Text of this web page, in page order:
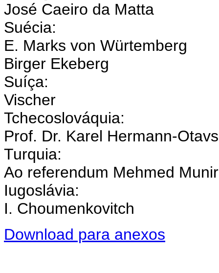
José Caeiro da Matta
Suécia:
E. Marks von Würtemberg
Birger Ekeberg
Suíça:
Vischer
Tchecoslováquia:
Prof. Dr. Karel Hermann-
Turquia:
Ao referendum Mehmed Munir
Iugoslávia:
I. Choumenkovitch
Download para anexos